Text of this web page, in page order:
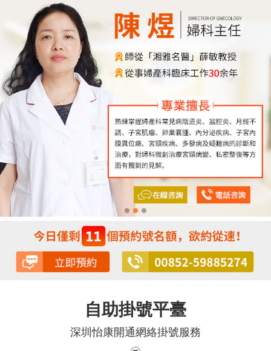
自助掛號平臺
深圳怡康開通網絡掛號服務